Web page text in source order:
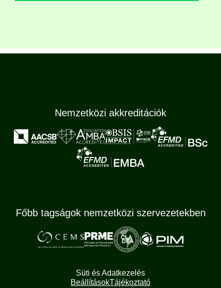
Nemzetközi akkreditációk
Főbb tagságok nemzetközi szervezetekben
Süti és Adatkezelés
BeállításokTájékoztató